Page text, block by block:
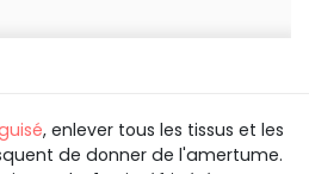
, enlever tous les tissus et les
de donner de l'amertume.